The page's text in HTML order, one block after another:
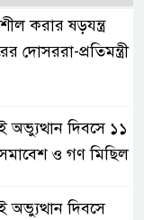
করার ষড়যন্ত্র
দোসররা-প্রতিমন্ত্রী
অভ্যুত্থান দিবসে ১১
ও গণ মিছিল
অভ্যুত্থান দিবসে